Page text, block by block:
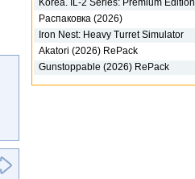
Korea. IL-2 Series: Premium Edition
(2026) RePack
Распаковка (2026)
Iron Nest: Heavy Turret Simulator
(2026)
Akatori (2026) RePack
Gunstoppable (2026) RePack